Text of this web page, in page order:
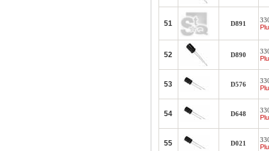
51 D891
52 D890
53 D576
54 D648
55 D021